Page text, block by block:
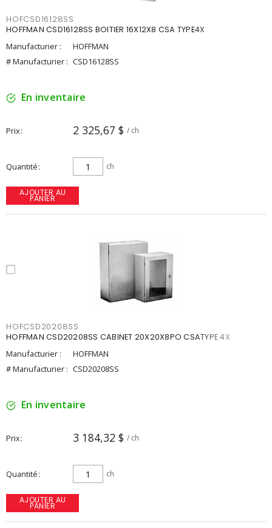
HOFCSD16128SS
HOFFMAN CSD16128SS BOITIER 16X12X8 CSA TYPE4X
Manufacturier :
HOFFMAN
# Manufacturier : CSD16128SS
En inventaire
Prix 2 325,67 $ / ch
Quantité ch
AJOUTER AU
PANIER
HOFCSD20208SS
HOFFMAN CSD20208SS CABINET 20X20X8PO CSATYPE 4X
Manufacturier :
HOFFMAN
# Manufacturier : CSD20208SS
En inventaire
Prix 3 184,32 $ / ch
Quantité ch
AJOUTER AU
PANIER